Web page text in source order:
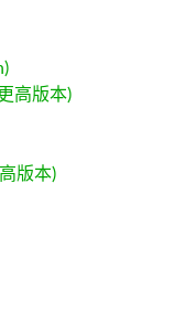
高版本)
版本)